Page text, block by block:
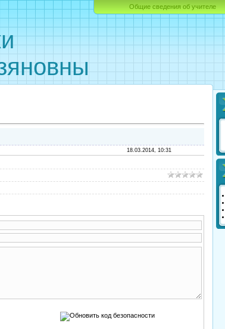
Общие сведения об учителе
18.03.2014, 10:31